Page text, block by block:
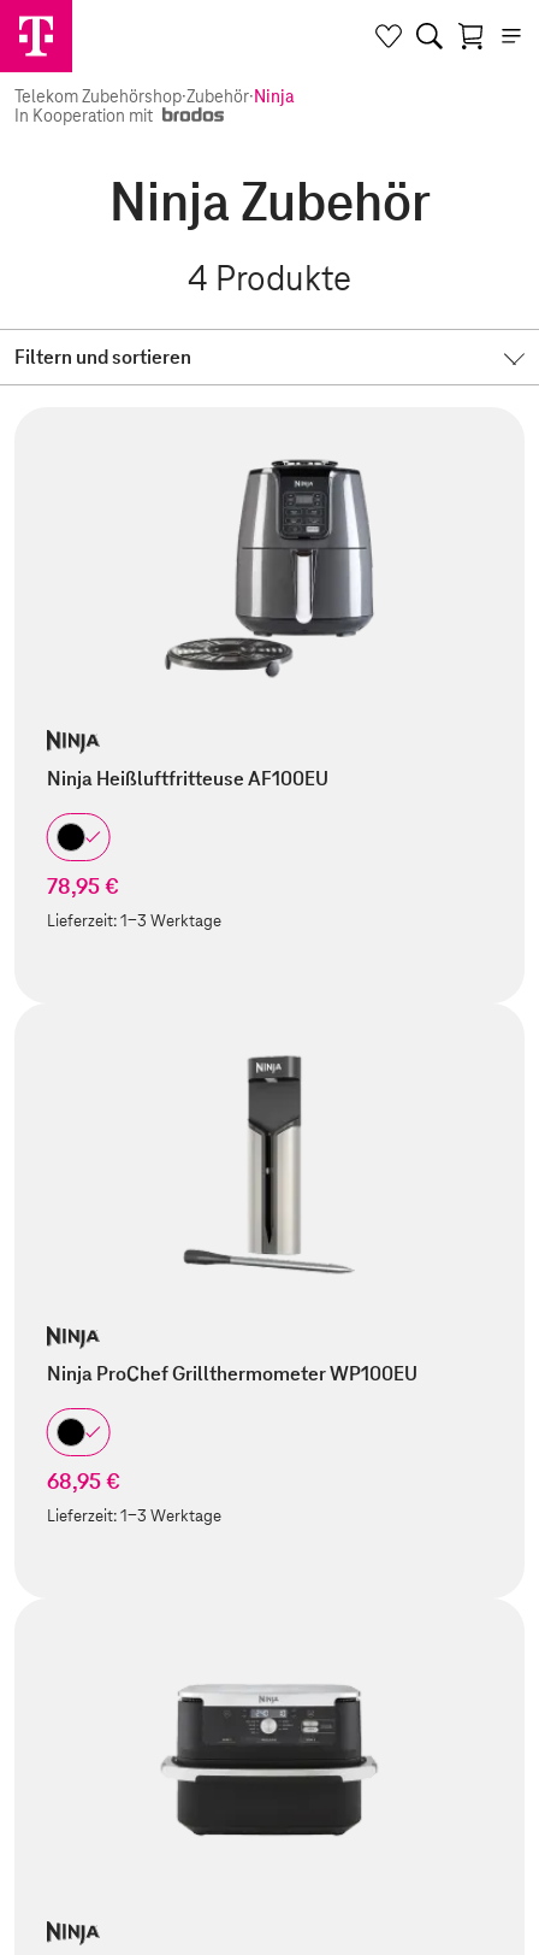
Telekom Zubehörshop·Zubehör·Ninja
In Kooperation mit
Ninja Zubehör
4 Produkte
Filtern und sortieren
Ninja Heißluftfritteuse AF100EU
78,95 €
Lieferzeit:1-3 Werktage
Ninja ProChef Grillthermometer WP100EU
68,95 €
Lieferzeit:1-3 Werktage